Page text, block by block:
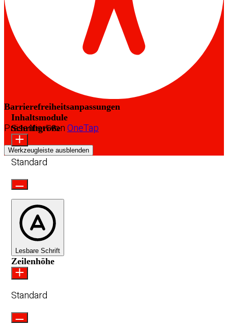
Barrierefreiheitsanpassungen
Präsentiert vonOneTap
Werkzeugleiste ausblenden
Inhaltsmodule
Schriftgröße
Standard
Lesbare Schrift
Zeilenhöhe
Standard